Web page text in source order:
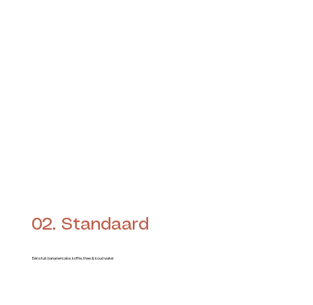
02. Standaard
Eén stuk bananencake, koffie, thee & koud water